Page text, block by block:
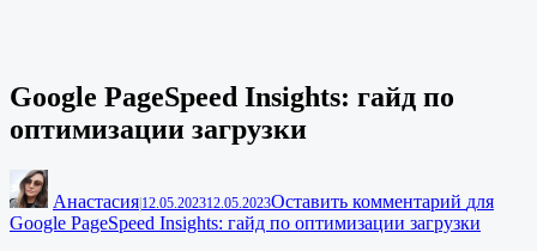
Google PageSpeed Insights: гайд по
оптимизации загрузки
Анастасия|12.05.202312.05.2023Оставить комментарий для
Google PageSpeed Insights: гайд по оптимизации загрузки